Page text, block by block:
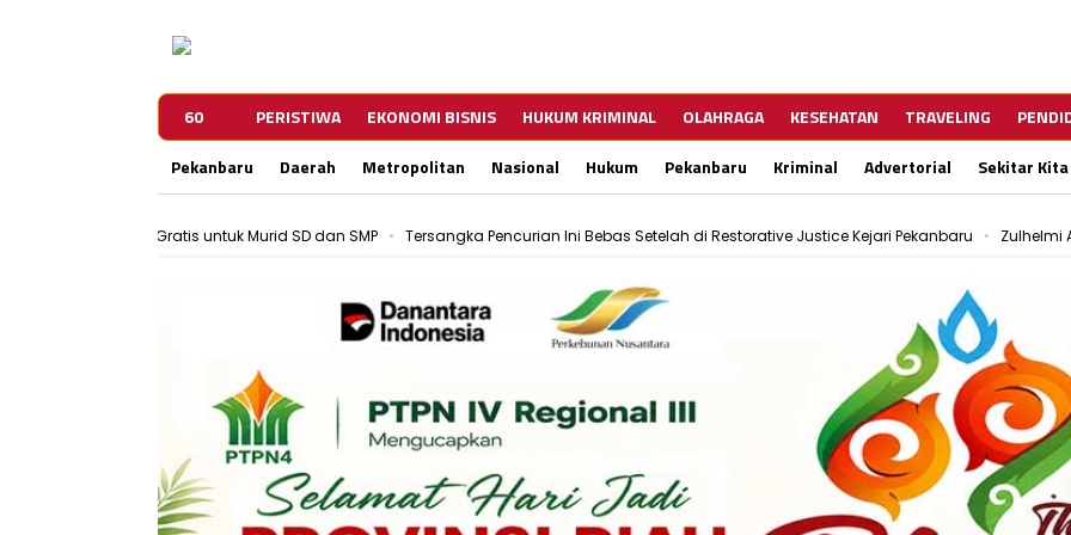
60 PERISTIWA EKONOMI BISNIS HUKUM KRIMINAL OLAHRAGA KESEHATAN TRAVELING
Pekanbaru
Daerah Metropolitan Nasional Hukum Pekanbaru Kriminal Advertorial Sekitar Kita
Tersangka Pencurian Ini Bebas Setelah di Restorative Justice Kejari Pekanbaru Zulhelmi Arifin Resmi Jabat Sekda
DPKP Pekanbaru Tangani 116 Kejadian Kebakaran dalam 7 Bulan Terakhir
Motor Wanita di Pekanbaru Dibawa Kabur Pelaku Begal Bersenjata Tajam
Halau Truk ODOL Masuk Kota, Dishub
DPKP Pekanbaru Tangani 116 Kejadian Kebakaran dalam 7 Bulan Terakhir
Antisipasi Banjir, Pekanbaru Alokasikan
Motor Wanita di Pekanbaru Dibawa Kabur Pelaku Begal Bersenjata Tajam
Halau Truk ODOL Masuk Kota, Dishub